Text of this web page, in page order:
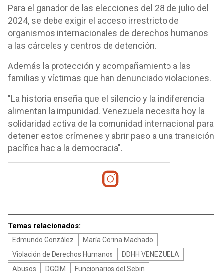
Para el ganador de las elecciones del 28 de julio del
2024, se debe exigir el acceso irrestricto de
organismos internacionales de derechos humanos
a las cárceles y centros de detención.
Además la protección y acompañamiento a las
familias y víctimas que han denunciado violaciones.
"La historia enseña que el silencio y la indiferencia
alimentan la impunidad. Venezuela necesita hoy la
solidaridad activa de la comunidad internacional para
detener estos crímenes y abrir paso a una transición
pacífica hacia la democracia".
Temas relacionados:
Edmundo González
María Corina Machado
Violación de Derechos Humanos
DDHH VENEZUELA
Abusos
DGCIM
Funcionarios del Sebin